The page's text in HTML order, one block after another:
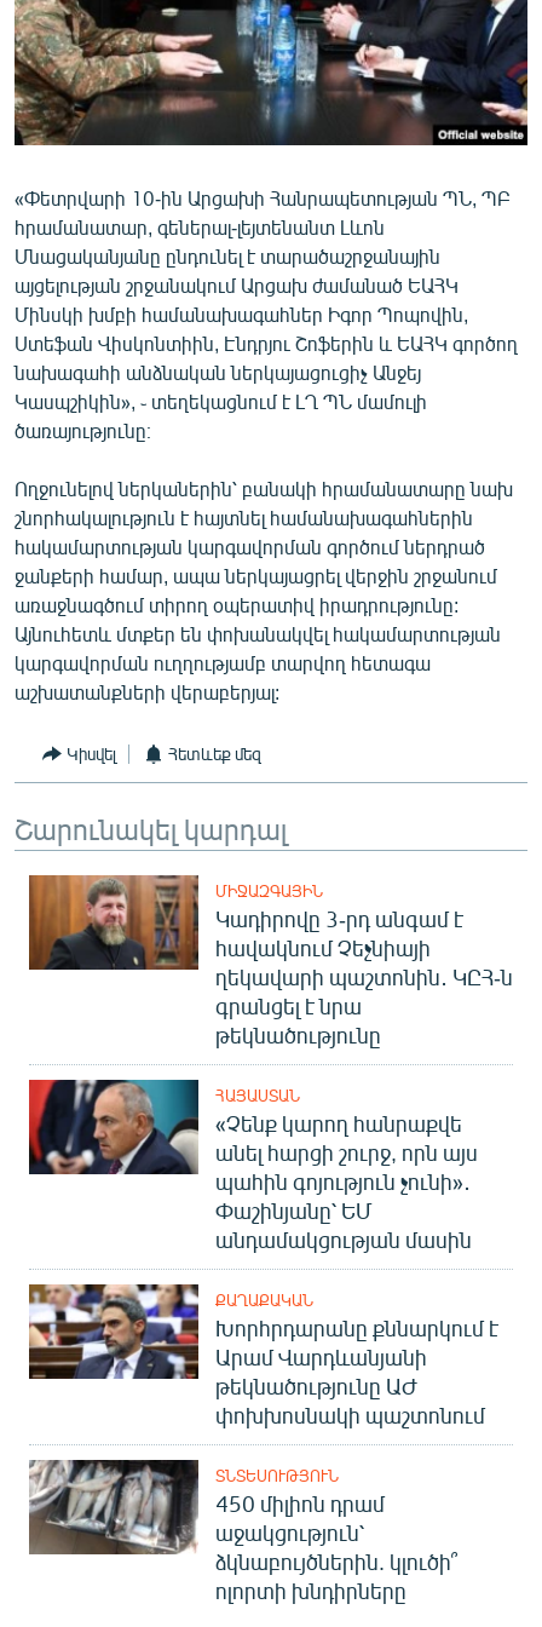
ՄԻՋԱԶԳԱՅԻՆ
ՄՇԱԿՈՒՅԹ
ՍՊՈՐՏ
ՄԵԿՆԱԲԱՆՈՒԹՅՈՒՆ
ՏՏ ԵՒ ԻՆՏԵՐՆԵՏ
ԿՈՐՈՆԱՎԻՐՈՒՍ
ԱՐԽԻՎ
ՏԵՍԱՆՅՈՒԹԵՐ
ԲԱՆԱՎԵՃ
ՁԳՏԵԼՈՎ ԼԱՎԱԳՈՒՅՆԻՆ
Հայերեն
English
Русский
ՀԵՏԵՎԵՔ ՄԵԶ
«Ազատության» բոլոր կայքերը
«Փետրվարի 10-ին Արցախի Հանրապետության ՊՆ, ՊԲ
հրամանատար, գեներալ-լեյտենանտ Լևոն
Մնացականյանը ընդունել է տարածաշրջանային
այցելության շրջանակում Արցախ ժամանած ԵԱՀԿ
Մինսկի խմբի համանախագահներ Իգոր Պոպովին,
Ստեֆան Վիսկոնտիին, Էնդրյու Շոֆերին և ԵԱՀԿ գործող
նախագահի անձնական ներկայացուցիչ Անջեյ
Կասպշիկին», ֊ տեղեկացնում է ԼՂ ՊՆ մամուլի
ծառայությունը։
Ողջունելով ներկաներին՝ բանակի հրամանատարը նախ
շնորհակալություն է հայտնել համանախագահներին
հակամարտության կարգավորման գործում ներդրած
ջանքերի համար, ապա ներկայացրել վերջին շրջանում
առաջնագծում տիրող օպերատիվ իրադրությունը:
Այնուհետև մտքեր են փոխանակվել հակամարտության
կարգավորման ուղղությամբ տարվող հետագա
աշխատանքների վերաբերյալ:
Կիսվել Հետևեք մեզ
Շարունակել կարդալ
ՄԻՋԱԶԳԱՅԻՆ
Կադիրովը 3-րդ անգամ է
հավակնում Չեչնիայի
ղեկավարի պաշտոնին․ ԿԸՀ-ն
գրանցել է նրա
թեկնածությունը
ՀԱՅԱՍՏԱՆ
«Չենք կարող հանրաքվե
անել հարցի շուրջ, որն այս
պահին գոյություն չունի»․
Փաշինյանը՝ ԵՄ
անդամակցության մասին
ՔԱՂԱՔԱԿԱՆ
Խորհրդարանը քննարկում է
Արամ Վարդևանյանի
թեկնածությունը ԱԺ
փոխխոսնակի պաշտոնում
ՏՆՏԵՍՈՒԹՅՈՒՆ
450 միլիոն դրամ
աջակցություն՝
ձկնաբույծներին. կլուծի՞
ոլորտի խնդիրները